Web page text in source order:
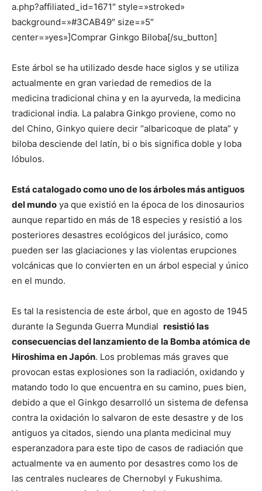
a.php?affiliated_id=1671″ style=»stroked»
background=»#3CAB49″ size=»5″
center=»yes»]Comprar Ginkgo Biloba[/su_button]
Este árbol se ha utilizado desde hace siglos y se utiliza
actualmente en gran variedad de remedios de la
medicina tradicional china y en la ayurveda, la medicina
tradicional india. La palabra Ginkgo proviene, como no
del Chino, Ginkyo quiere decir “albaricoque de plata” y
biloba desciende del latín, bi o bis significa doble y loba
lóbulos.
Está catalogado como uno de los árboles más antiguos
del mundo ya que existió en la época de los dinosaurios
aunque repartido en más de 18 especies y resistió a los
posteriores desastres ecológicos del jurásico, como
pueden ser las glaciaciones y las violentas erupciones
volcánicas que lo convierten en un árbol especial y único
en el mundo.
Es tal la resistencia de este árbol, que en agosto de 1945
durante la Segunda Guerra Mundial resistió las
consecuencias del lanzamiento de la Bomba atómica de
Hiroshima en Japón. Los problemas más graves que
provocan estas explosiones son la radiación, oxidando y
matando todo lo que encuentra en su camino, pues bien,
debido a que el Ginkgo desarrolló un sistema de defensa
contra la oxidación lo salvaron de este desastre y de los
antiguos ya citados, siendo una planta medicinal muy
esperanzadora para este tipo de casos de radiación que
actualmente va en aumento por desastres como los de
las centrales nucleares de Chernobyl y Fukushima.